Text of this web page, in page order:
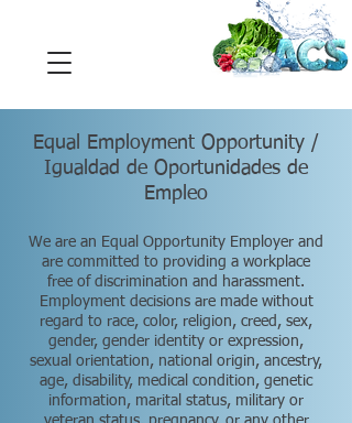
Equal Employment Opportunity /
Igualdad de Oportunidades de
Empleo
We are an Equal Opportunity Employer and
are committed to providing a workplace
free of discrimination and harassment.
Employment decisions are made without
regard to race, color, religion, creed, sex,
gender, gender identity or expression,
sexual orientation, national origin, ancestry,
age, disability, medical condition, genetic
information, marital status, military or